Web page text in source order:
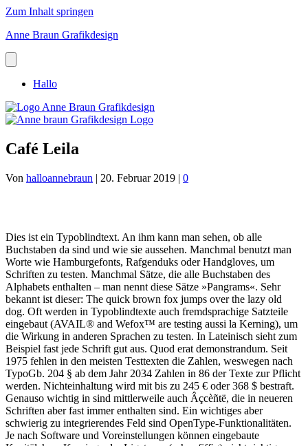
Zum Inhalt springen
Anne Braun Grafikdesign
Hallo
Café Leila
Von halloannebraun | 20. Februar 2019 | 0
Dies ist ein Typoblindtext. An ihm kann man sehen, ob alle
Buchstaben da sind und wie sie aussehen. Manchmal benutzt man
Worte wie Hamburgefonts, Rafgenduks oder Handgloves, um
Schriften zu testen. Manchmal Sätze, die alle Buchstaben des
Alphabets enthalten – man nennt diese Sätze »Pangrams«. Sehr
bekannt ist dieser: The quick brown fox jumps over the lazy old
dog. Oft werden in Typoblindtexte auch fremdsprachige Satzteile
eingebaut (AVAIL® and Wefox™ are testing aussi la Kerning), um
die Wirkung in anderen Sprachen zu testen. In Lateinisch sieht zum
Beispiel fast jede Schrift gut aus. Quod erat demonstrandum. Seit
1975 fehlen in den meisten Testtexten die Zahlen, weswegen nach
TypoGb. 204 § ab dem Jahr 2034 Zahlen in 86 der Texte zur Pflicht
werden. Nichteinhaltung wird mit bis zu 245 € oder 368 $ bestraft.
Genauso wichtig in sind mittlerweile auch Âçcèñtë, die in neueren
Schriften aber fast immer enthalten sind. Ein wichtiges aber
schwierig zu integrierendes Feld sind OpenType-Funktionalitäten.
Je nach Software und Voreinstellungen können eingebaute